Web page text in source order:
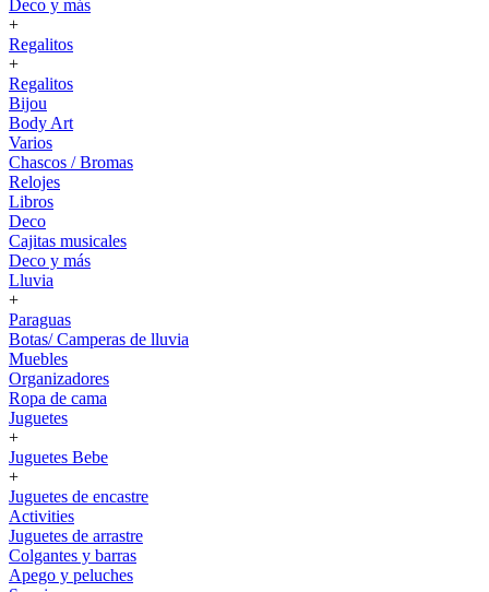
Deco y más
+
Regalitos
+
Regalitos
Bijou
Body Art
Varios
Chascos / Bromas
Relojes
Libros
Deco
Cajitas musicales
Deco y más
Lluvia
+
Paraguas
Botas/ Camperas de lluvia
Muebles
Organizadores
Ropa de cama
Juguetes
+
Juguetes Bebe
+
Juguetes de encastre
Activities
Juguetes de arrastre
Colgantes y barras
Apego y peluches